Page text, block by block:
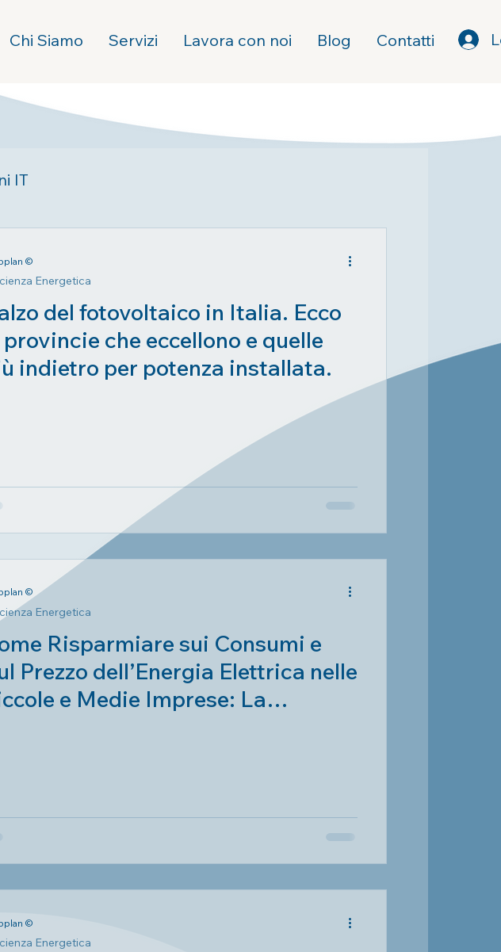
Chi Siamo Servizi Lavora con noi Blog Contatti
IT
del fotovoltaico in Italia. Ecco
provincie che eccellono e quelle
indietro per potenza installata.
Energetica
©
Risparmiare sui Consumi e
Prezzo dell’Energia Elettrica nelle
e Medie Imprese: La
Energetica
©
Energetica
©